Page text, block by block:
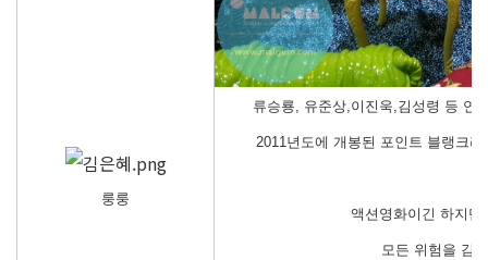
룽룽
류승룡, 유준상,이진욱,김성령 등 연
2011년도에 개봉된 포인트 블랭크
액션영화이긴 하지
모든 위험을 감